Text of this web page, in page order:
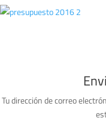
Tu dirección de correo